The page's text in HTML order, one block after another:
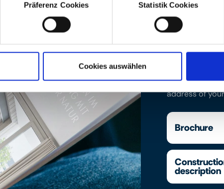
Präferenz Cookies Statistik Cookies
Cookies auswählen
Downloads
Find the
equipment
documents or
address of
Brochure
description